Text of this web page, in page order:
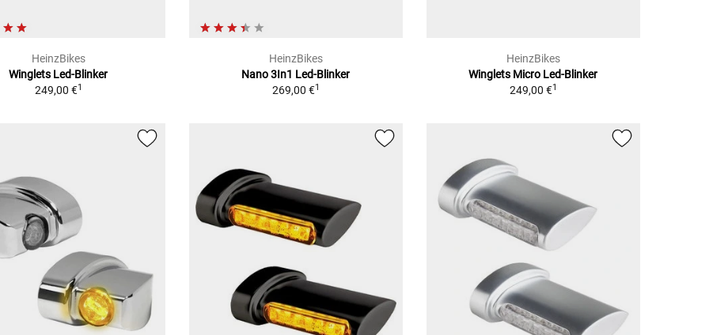
HeinzBikes
Winglets Led-Blinker
249,00 €1
HeinzBikes
Nano 3In1 Led-Blinker
269,00 €1
HeinzBikes
Winglets Micro Led-Blinker
249,00 €1